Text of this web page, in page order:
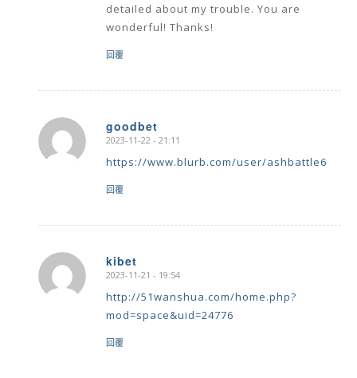
detailed about my trouble. You are
wonderful! Thanks!
回覆
goodbet
says:
2023-11-22 - 21:11
https://www.blurb.com/user/ashbattle6
回覆
kibet
says:
2023-11-21 - 19:54
http://51wanshua.com/home.php?
mod=space&uid=24776
回覆